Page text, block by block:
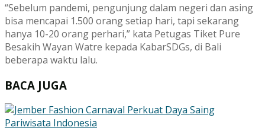
“Sebelum pandemi, pengunjung dalam negeri dan asing
bisa mencapai 1.500 orang setiap hari, tapi sekarang
hanya 10-20 orang perhari,” kata Petugas Tiket Pure
Besakih Wayan Watre kepada KabarSDGs, di Bali
beberapa waktu lalu.
BACA JUGA